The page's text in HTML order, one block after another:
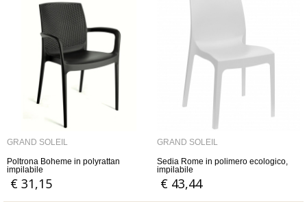
GRAND SOLEIL
Poltrona Boheme in polyrattan
impilabile
€ 31,15
GRAND SOLEIL
Sedia Rome in polimero ecologico,
impilabile
€ 43,44